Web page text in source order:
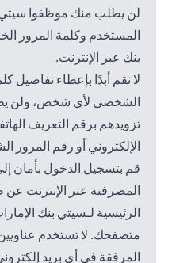
لن يطلب منك موظفوا سيتي
المستخدم وكلمة المرور
بنك عبر الإنترنت.
لا تقم أبدًا بإعطاء تفاصيل
الشخصي لأي شخص، ولن
تزويدهم برقم التعريف
الإلكتروني أو رقم المرور
قم بتسجيل الدخول بأمان
المصرفية عبر الإنترنت
الرئيسية لـسيتي بنك
متصفحك. لا تستخدم
المرفقة في أي بريد